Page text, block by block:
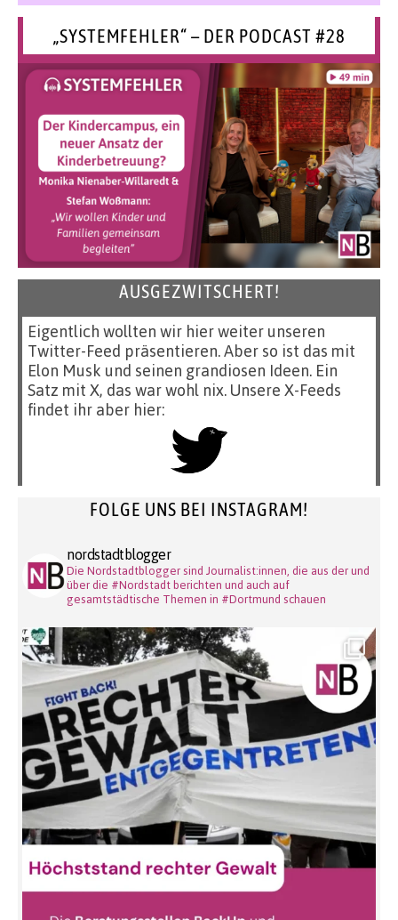
„SYSTEMFEHLER“ – DER PODCAST #28
AUSGEZWITSCHERT!
Eigentlich wollten wir hier weiter unseren
Twitter-Feed präsentieren. Aber so ist das mit
Elon Musk und seinen grandiosen Ideen. Ein
Satz mit X, das war wohl nix. Unsere X-Feeds
findet ihr aber hier:
FOLGE UNS BEI INSTAGRAM!
nordstadtblogger
Die Nordstadtblogger sind Journalist:innen, die aus der und
über die #Nordstadt berichten und auch auf
gesamtstädtische Themen in #Dortmund schauen